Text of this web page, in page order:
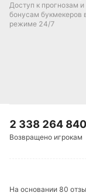
Доступ к прогнозам и
бонусам букмекеров
режиме 24/7
2 338 264 840
Возвращено игрокам
На основании 80